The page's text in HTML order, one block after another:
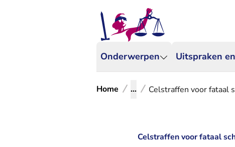
Onderwerpen Uitspraken
Home ... Celstraffen voor fataal
Celstraffen voor fataal